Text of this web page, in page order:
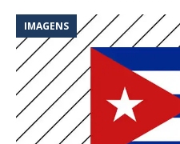
IMAGENS